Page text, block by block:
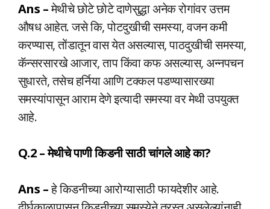
Ans –मेथीचे छोटे छोटे दाणेसुद्धा अनेक रोगांवर उत्तम
औषध आहेत. जसे कि, पोटदुखीची समस्या, वजन कमी
करण्यास, तोंडातून वास येत असल्यास, पाठदुखीची समस्या,
कॅन्सरसारखे आजार, ताप किंवा कफ असल्यास, अन्नपचन
सुधारते, तसेच हर्निया आणि टक्कल पडण्यासारख्या
समस्यांपासून आराम देणे इत्यादी समस्या वर मेथी उपयुक्त
आहे.
Q.2 – मेथीचे पाणी किडनी साठी चांगले आहे का?
Ans –हे किडनीच्या आरोग्यासाठी फायदेशीर आहे.